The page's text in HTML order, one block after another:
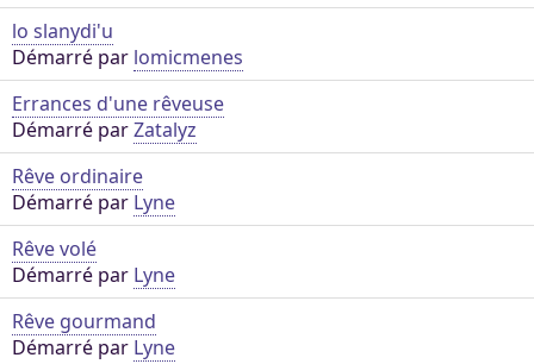
lo slanydi'u
Démarré par lomicmenes
Errances d'une rêveuse
Démarré parZatalyz
Rêve ordinaire
Démarré par Lyne
Rêve volé
Démarré par Lyne
Rêve gourmand
Démarré par Lyne